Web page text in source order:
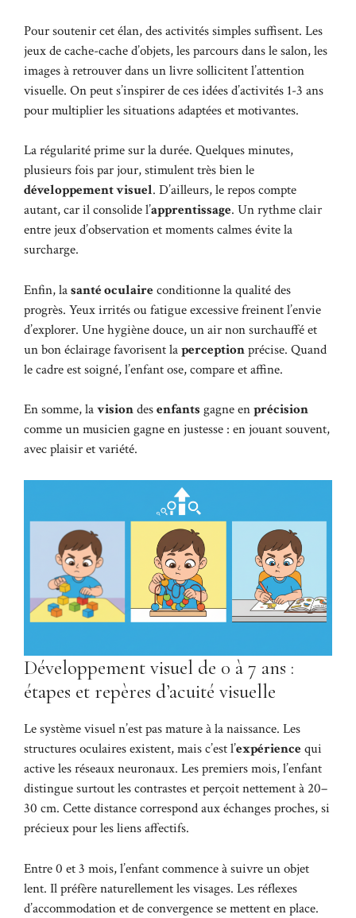
Pour soutenir cet élan, des activités simples suffisent. Les
jeux de cache-cache d’objets, les parcours dans le salon, les
images à retrouver dans un livre sollicitent l’attention
visuelle. On peut s’inspirer de cesidées d’activités 1-3 ans
pour multiplier les situations adaptées et motivantes.
La régularité prime sur la durée. Quelques minutes,
plusieurs fois par jour, stimulent très bien le
développement visuel. D’ailleurs, le repos compte
autant, car il consolide l’apprentissage. Un rythme clair
entre jeux d’observation et moments calmes évite la
surcharge.
Enfin, lasanté oculaireconditionne la qualité des
progrès. Yeux irrités ou fatigue excessive freinent l’envie
d’explorer. Une hygiène douce, un air non surchauffé et
un bon éclairage favorisent laperceptionprécise. Quand
le cadre est soigné, l’enfant ose, compare et affine.
En somme, lavisiondesenfants gagne enprécision
comme un musicien gagne en justesse : en jouant souvent,
avec plaisir et variété.
Développement visuel de 0 à 7 ans :
étapes et repères d’acuité visuelle
Le système visuel n’est pas mature à la naissance. Les
structures oculaires existent, mais c’est l’expériencequi
active les réseaux neuronaux. Les premiers mois, l’enfant
distingue surtout les contrastes et perçoit nettement à 20–
30 cm. Cette distance correspond aux échanges proches, si
précieux pour les liens affectifs.
Entre 0 et 3 mois, l’enfant commence à suivre un objet
lent. Il préfère naturellement les visages. Les réflexes
d’accommodation et de convergence se mettent en place.